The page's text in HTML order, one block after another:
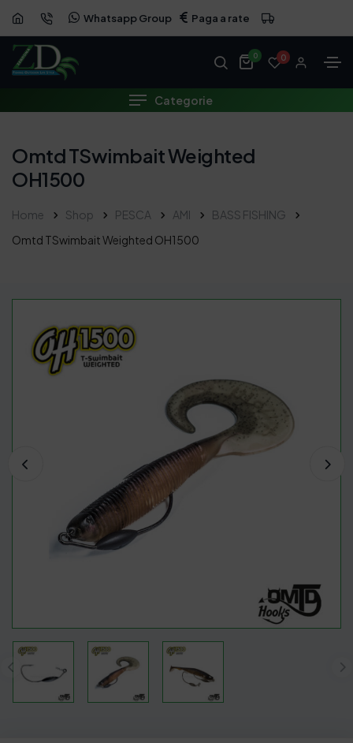
Whatsapp Group Paga a rate
0 0
Categorie
Omtd TSwimbait Weighted
OH1500
Home Shop PESCA AMI
BASS FISHING
Omtd TSwimbait Weighted OH1500